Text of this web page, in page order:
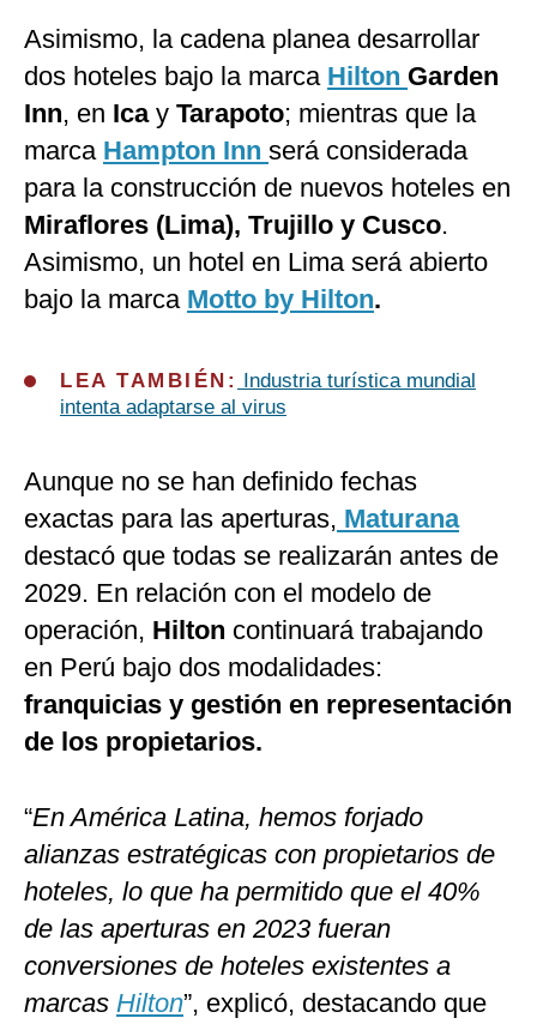
Asimismo, la cadena planea desarrollar
dos hoteles bajo la marca Hilton Garden
Inn, en Ica y Tarapoto; mientras que la
marca Hampton Inn será considerada
para la construcción de nuevos hoteles en
Miraflores (Lima), Trujillo y Cusco.
Asimismo, un hotel en Lima será abierto
bajo la marca Motto by Hilton.
LEA TAMBIÉN:
Industria turística mundial
intenta adaptarse al virus
Aunque no se han definido fechas
exactas para las aperturas, Maturana
destacó que todas se realizarán antes de
2029. En relación con el modelo de
operación, Hilton continuará trabajando
en Perú bajo dos modalidades:
franquicias y gestión en representación
de los propietarios.
“En América Latina, hemos forjado
alianzas estratégicas con propietarios de
hoteles, lo que ha permitido que el 40%
de las aperturas en 2023 fueran
conversiones de hoteles existentes a
marcas Hilton”, explicó, destacando que